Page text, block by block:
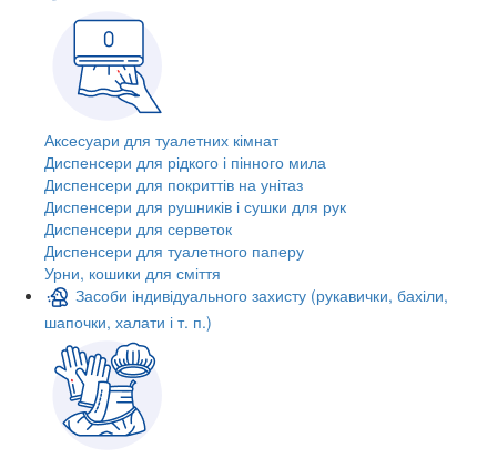
Аксесуари для туалетних кімнат
Диспенсери для рідкого і пінного мила
Диспенсери для покриттів на унітаз
Диспенсери для рушників і сушки для рук
Диспенсери для серветок
Диспенсери для туалетного паперу
Урни, кошики для сміття
Засоби індивідуального захисту (рукавички, бахіли,
шапочки, халати і т. п.)